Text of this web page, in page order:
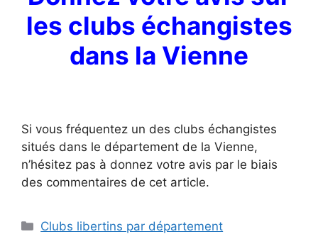
les clubs échangistes
dans la Vienne
Si vous fréquentez un des clubs échangistes
situés dans le département de la Vienne,
n’hésitez pas à donnez votre avis par le biais
des commentaires de cet article.
Catégories
Clubs libertins par département